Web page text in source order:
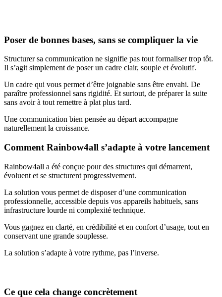
Poser de bonnes bases, sans se compliquer la vie
Structurer sa communication ne signifie pas tout formaliser trop tôt.
Il s’agit simplement de poser un cadre clair, souple et évolutif.
Un cadre qui vous permet d’être joignable sans être envahi. De
paraître professionnel sans rigidité. Et surtout, de préparer la suite
sans avoir à tout remettre à plat plus tard.
Une communication bien pensée au départ accompagne
naturellement la croissance.
Comment Rainbow4all s’adapte à votre lancement
Rainbow4all a été conçue pour des structures qui démarrent,
évoluent et se structurent progressivement.
La solution vous permet de disposer d’une communication
professionnelle, accessible depuis vos appareils habituels, sans
infrastructure lourde ni complexité technique.
Vous gagnez en clarté, en crédibilité et en confort d’usage, tout en
conservant une grande souplesse.
La solution s’adapte à votre rythme, pas l’inverse.
Ce que cela change concrètement